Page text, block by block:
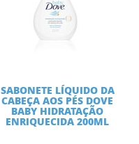
SABONETE LÍQUIDO DA
CABEÇA AOS PÉS DOVE
BABY HIDRATAÇÃO
ENRIQUECIDA 200ML